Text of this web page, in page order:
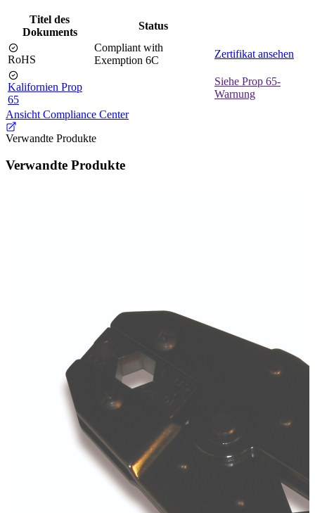
Titel des
Dokuments
Status
RoHS
Compliant with
Exemption 6C
Zertifikat ansehen
Kalifornien Prop
65
Siehe Prop 65-
Warnung
Ansicht Compliance Center
Verwandte Produkte
Verwandte Produkte